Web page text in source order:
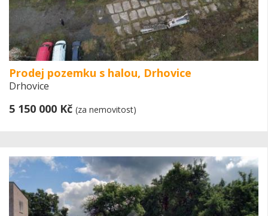
Prodej pozemku s halou, Drhovice
Drhovice
5 150 000 Kč (za nemovitost)